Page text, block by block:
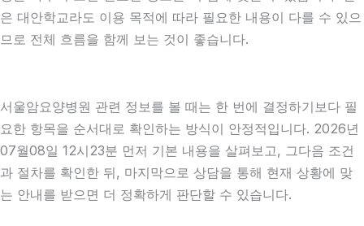
은 대안학교라도 이용 목적에 따라 필요한 내용이 다를 수 있으
므로 전체 흐름을 함께 보는 것이 좋습니다.
서울암요양병원 관련 정보를 볼 때는 한 번에 결정하기보다 필
요한 항목을 순서대로 확인하는 방식이 안정적입니다. 2026년
07월08일 12시23분 먼저 기본 내용을 살펴보고, 그다음 조건
과 절차를 확인한 뒤, 마지막으로 상담을 통해 현재 상황에 맞
는 안내를 받으면 더 정확하게 판단할 수 있습니다.